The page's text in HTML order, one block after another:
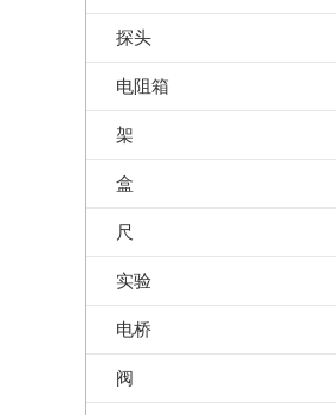
探头
电阻箱
架
盒
尺
实验
电桥
阀